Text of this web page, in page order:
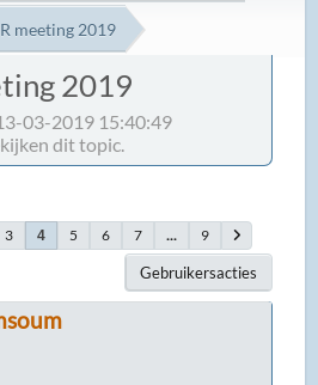
meeting 2019
2019
03-2019 15:40:49
dit topic.
3 4 5 6 7 ... 9
Gebruikersacties